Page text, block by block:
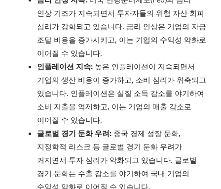
인상 기조가 지속되면서 투자자들의 위험 자산 회피
심리가 강화되고 있습니다. 금리 인상은 기업의 자금
조달 비용을 증가시키고, 이는 기업의 수익성 악화로
이어질 수 있습니다.
인플레이션 지속: 높은 인플레이션이 지속되면서
기업의 생산 비용이 증가하고, 소비 심리가 위축되고
있습니다. 인플레이션은 실질 소득 감소를 야기하여
소비 지출을 억제하고, 이는 기업의 매출 감소로
이어질 수 있습니다.
글로벌 경기 둔화 우려: 중국 경제 성장 둔화,
지정학적 리스크 등 글로벌 경기 둔화 우려가
커지면서 투자 심리가 악화되고 있습니다. 글로벌
경기 둔화는 수출 감소를 야기하여 국내 기업의
수익성 악화로 이어질 수 있습니다.